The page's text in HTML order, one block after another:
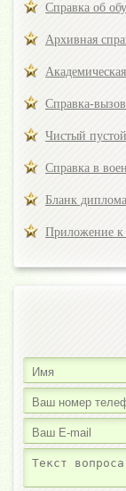
Справка об
Архивная
Справка-
Чистый
Справка в
Бланк
Приложение